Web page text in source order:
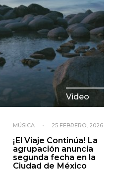
Video
MÚSICA • 25 FEBRERO, 2026
¡El Viaje Continúa! La
agrupación anuncia
segunda fecha en la
Ciudad de México